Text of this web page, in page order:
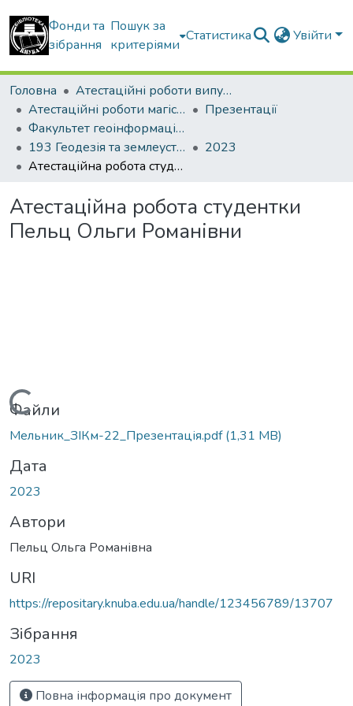
Фонди та
зібрання
Пошук за
критеріями
Статистика Увійти
Головна
Атестаційні роботи випускників
Атестаційні роботи магістрів
Презентації
Факультет геоінформаційних систем та управління територіями
193 Геодезія та землеустрій. Землеустрій і кадастр
2023
Атестаційна робота студентки Пельц Ольги Романівни
Атестаційна робота студентки
Пельц Ольги Романівни
Вантажиться...
Файли
Мельник_ЗІКм-22_Презентація.pdf(1,31 MB)
Дата
2023
Автори
Пельц Ольга Романівна
URI
https://repositary.knuba.edu.ua/handle/123456789/13707
Зібрання
2023
Повна інформація про документ